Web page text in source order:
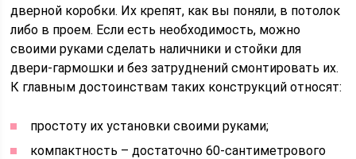
дверной коробки. Их крепят, как вы поняли, в потолок
либо в проем. Если есть необходимость, можно
своими руками сделать наличники и стойки для
двери-гармошки и без затруднений смонтировать их.
К главным достоинствам таких конструкций относят:
простоту их установки своими руками;
компактность – достаточно 60-сантиметрового